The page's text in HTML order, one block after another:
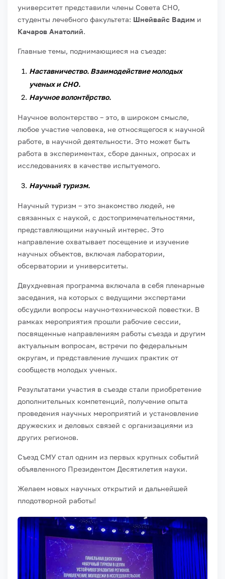
университет представили члены Совета СНО,
студенты лечебного факультета: Шнейвайс Вадим и
Качаров Анатолий.
Главные темы, поднимающиеся на съезде:
Наставничество. Взаимодействие молодых
ученых и СНО.
Научное волонтёрство.
Научное волонтерство – это, в широком смысле,
любое участие человека, не относящегося к научной
работе, в научной деятельности. Это может быть
работа в экспериментах, сборе данных, опросах и
исследованиях в качестве испытуемого.
Научный туризм.
Научный туризм – это знакомство людей, не
связанных с наукой, с достопримечательностями,
представляющими научный интерес. Это
направление охватывает посещение и изучение
научных объектов, включая лаборатории,
обсерватории и университеты.
Двухдневная программа включала в себя пленарные
заседания, на которых с ведущими экспертами
обсудили вопросы научно-технической повестки. В
рамках мероприятия прошли рабочие сессии,
посвященные направлениям работы съезда и другим
актуальным вопросам, встречи по федеральным
округам, и представление лучших практик от
сообществ молодых ученых.
Результатами участия в съезде стали приобретение
дополнительных компетенций, получение опыта
проведения научных мероприятий и установление
дружеских и деловых связей с организациями из
других регионов.
Съезд СМУ стал одним из первых крупных событий
объявленного Президентом Десятилетия науки.
Желаем новых научных открытий и дальнейшей
плодотворной работы!